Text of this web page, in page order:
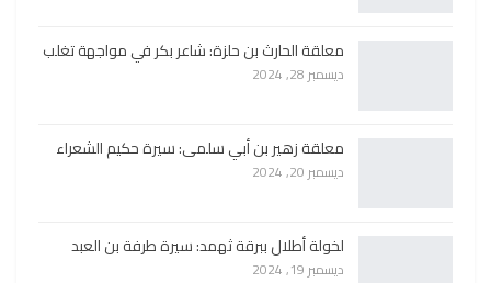
معلقة الحارث بن حلزة: شاعر بكر في مواجهة تغلب
ديسمبر 28, 2024
معلقة زهير بن أبي سلمى: سيرة حكيم الشعراء
ديسمبر 20, 2024
لخولة أطلال ببرقة ثهمد: سيرة طرفة بن العبد
ديسمبر 19, 2024